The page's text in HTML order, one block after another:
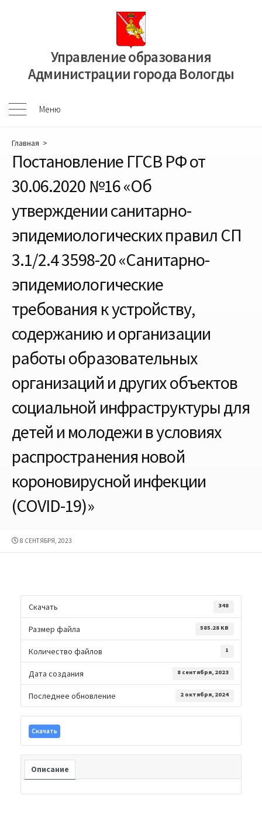
Управление образования
Администрации города Вологды
Меню
Меню
Главная >
Постановление ГГСВ РФ от
30.06.2020 №16 «Об
утверждении санитарно-
эпидемиологических правил СП
3.1/2.4 3598-20 «Санитарно-
эпидемиологические
требования к устройству,
содержанию и организации
работы образовательных
организаций и других объектов
социальной инфраструктуры для
детей и молодежи в условиях
распространения новой
короновирусной инфекции
(COVID-19)»
ДАТА
8 СЕНТЯБРЯ, 2023
Скачать 348
Размер файла 585.28 KB
Количество файлов 1
Дата создания 8 сентября, 2023
Последнее обновление 2 октября, 2024
Скачать
Описание